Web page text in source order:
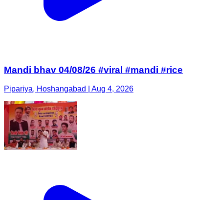
Mandi bhav 04/08/26 #viral #mandi #rice
Pipariya, Hoshangabad | Aug 4, 2026